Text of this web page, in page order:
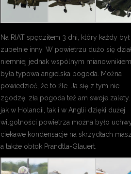
Na RIAT spędziłem 3 dni, który każdy był
zupełnie inny. W powietrzu dużo się
niemniej jednak wspólnym mianownikiem
była typowa angielska pogoda. Można
powiedzieć, że to źle. Ja się z tym nie
zgodzę, zła pogoda też am swoje zalety.
jak w Holandii, tak i w Anglii dzięki dużej
wilgotności powietrza można było
ciekawe kondensacje na skrzydłach
a także obłok Prandtla-Glauert.